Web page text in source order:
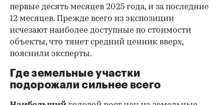
первые десять месяцев 2025 года, и за последние
12 месяцев. Прежде всего из экспозиции
исчезают наиболее доступные по стоимости
объекты, что тянет средний ценник вверх,
пояснили эксперты.
Где земельные участки
подорожали сильнее всего